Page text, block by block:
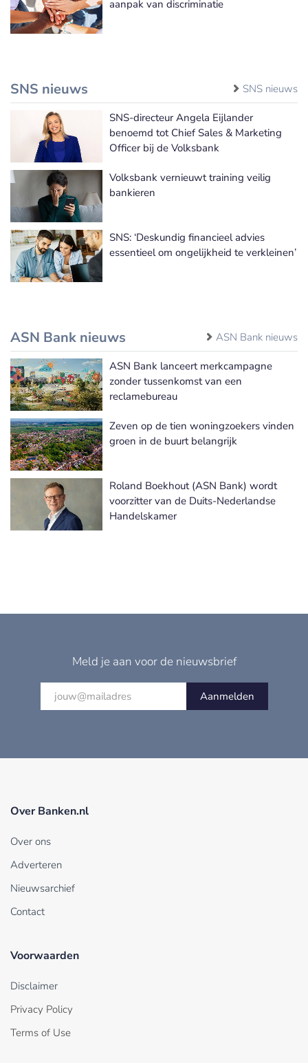
aanpak van discriminatie
SNS nieuws SNS nieuws
SNS-directeur Angela Eijlander
benoemd tot Chief Sales & Marketing
Officer bij de Volksbank
Volksbank vernieuwt training veilig
bankieren
SNS: ‘Deskundig financieel advies
essentieel om ongelijkheid te verkleinen’
ASN Bank nieuws ASN Bank nieuws
ASN Bank lanceert merkcampagne
zonder tussenkomst van een
reclamebureau
Zeven op de tien woningzoekers vinden
groen in de buurt belangrijk
Roland Boekhout (ASN Bank) wordt
voorzitter van de Duits-Nederlandse
Handelskamer
Meld je aan voor de nieuwsbrief
Aanmelden
Over Banken.nl
Over ons
Adverteren
Nieuwsarchief
Contact
Voorwaarden
Disclaimer
Privacy Policy
Terms of Use